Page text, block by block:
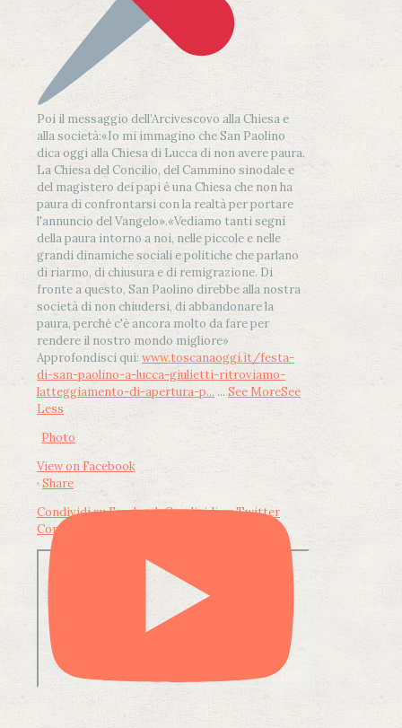
Poi il messaggio dell’Arcivescovo alla Chiesa e
alla società:«Io mi immagino che San Paolino
dica oggi alla Chiesa di Lucca di non avere paura.
La Chiesa del Concilio, del Cammino sinodale e
del magistero dei papi è una Chiesa che non ha
paura di confrontarsi con la realtà per portare
l'annuncio del Vangelo».«Vediamo tanti segni
della paura intorno a noi, nelle piccole e nelle
grandi dinamiche sociali e politiche che parlano
di riarmo, di chiusura e di remigrazione. Di
fronte a questo, San Paolino direbbe alla nostra
società di non chiudersi, di abbandonare la
paura, perché c'è ancora molto da fare per
rendere il nostro mondo migliore»
Approfondisci qui: www.toscanaoggi.it/festa-
di-san-paolino-a-lucca-giulietti-ritroviamo-
latteggiamento-di-apertura-p... ... See MoreSee
Less
Photo
View on Facebook
· Share
Condividi su FacebookCondividi su Twitter
Condividi su LinkedIn